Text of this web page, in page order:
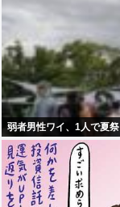
弱者男性ワイ、1人で夏